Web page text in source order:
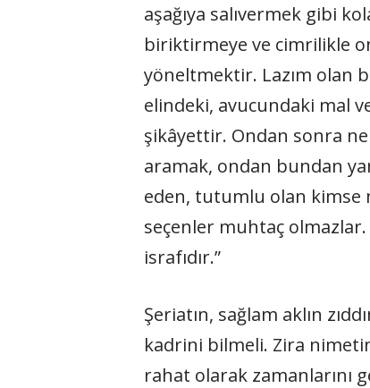
aşağıya salıvermek gibi
biriktirmeye ve cimrilikle
yöneltmektir. Lazım olan
elindeki, avucundaki mal
şikâyettir. Ondan sonra
aramak, ondan bundan
eden, tutumlu olan kimse
seçenler muhtaç
israfıdır.”
Şeriatın, sağlam aklın
kadrini bilmeli. Zira
rahat olarak zamanlarını